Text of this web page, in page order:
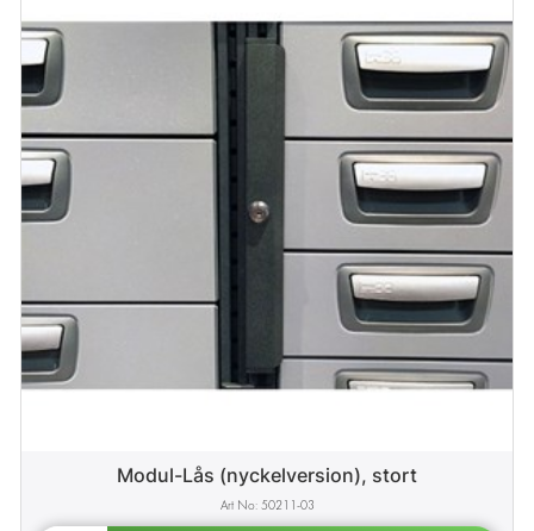
Modul-Lås (nyckelversion), stort
50211-03